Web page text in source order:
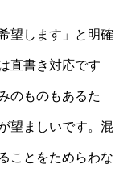
望します」と明確
直書き対応です
のものもあるた
望ましいです。混
ことをためらわな